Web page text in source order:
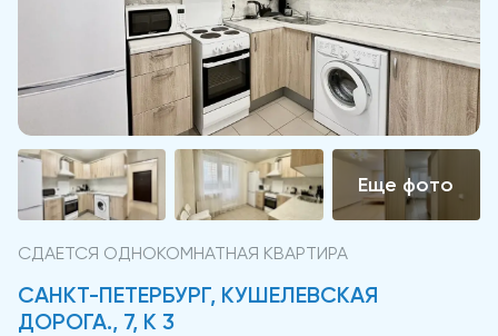
СДАЕТСЯ ОДНОКОМНАТНАЯ КВАРТИРА
САНКТ-ПЕТЕРБУРГ, КУШЕЛЕВСКАЯ
ДОРОГА., 7, К 3